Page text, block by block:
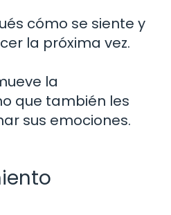
cómo se siente y
la próxima vez.
la
que también les
sus emociones.